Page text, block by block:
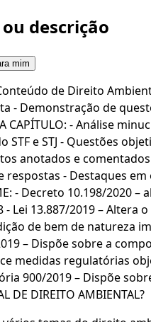
descrição
mim
Conteúdo de Direito
- Demonstração de
CAPÍTULO: - Análise
STF e STJ - Questões
anotados e
respostas - Destaques
- Decreto 10.198/2020
Lei 13.887/2019 – Altera
de bem de natureza
– Dispõe sobre a
medidas regulatórias
900/2019 – Dispõe
DE DIREITO AMBIENTAL?